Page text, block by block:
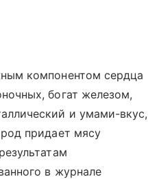
компонентом сердца
богат железом,
и умами-вкус,
придает мясу
в журнале